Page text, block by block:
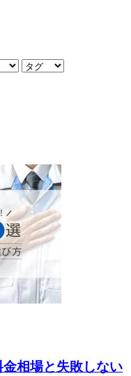
相場と失敗しない